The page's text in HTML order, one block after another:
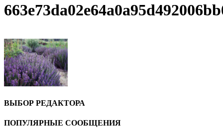
ВЫБОР РЕДАКТОРА
ПОПУЛЯРНЫЕ СООБЩЕНИЯ